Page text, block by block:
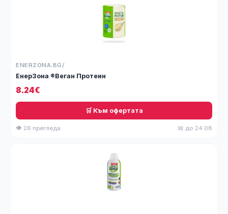
ENERZONA.BG/
ЕнерЗона ®Веган Протеин
8.24€
🛒 Към офертата
👁 26 прегледа 📅 до 24.08